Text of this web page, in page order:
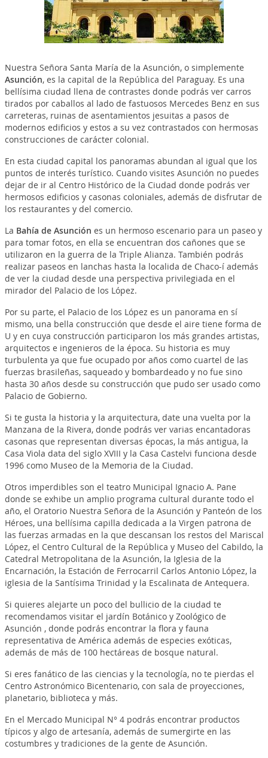
Nuestra Señora Santa María de la Asunción, o simplemente
Asunción, es la capital de la República del Paraguay. Es una
bellísima ciudad llena de contrastes donde podrás ver carros
tirados por caballos al lado de fastuosos Mercedes Benz en sus
carreteras, ruinas de asentamientos jesuitas a pasos de
modernos edificios y estos a su vez contrastados con hermosas
construcciones de carácter colonial.
En esta ciudad capital los panoramas abundan al igual que los
puntos de interés turístico. Cuando visites Asunción no puedes
dejar de ir al Centro Histórico de la Ciudad donde podrás ver
hermosos edificios y casonas coloniales, además de disfrutar de
los restaurantes y del comercio.
La Bahía de Asunción es un hermoso escenario para un paseo y
para tomar fotos, en ella se encuentran dos cañones que se
utilizaron en la guerra de la Triple Alianza. También podrás
realizar paseos en lanchas hasta la localida de Chaco-í además
de ver la ciudad desde una perspectiva privilegiada en el
mirador del Palacio de los López.
Por su parte, el Palacio de los López es un panorama en sí
mismo, una bella construcción que desde el aire tiene forma de
U y en cuya construcción participaron los más grandes artistas,
arquitectos e ingenieros de la época. Su historia es muy
turbulenta ya que fue ocupado por años como cuartel de las
fuerzas brasileñas, saqueado y bombardeado y no fue sino
hasta 30 años desde su construcción que pudo ser usado como
Palacio de Gobierno.
Si te gusta la historia y la arquitectura, date una vuelta por la
Manzana de la Rivera, donde podrás ver varias encantadoras
casonas que representan diversas épocas, la más antigua, la
Casa Viola data del siglo XVIII y la Casa Castelvi funciona desde
1996 como Museo de la Memoria de la Ciudad.
Otros imperdibles son el teatro Municipal Ignacio A. Pane
donde se exhibe un amplio programa cultural durante todo el
año, el Oratorio Nuestra Señora de la Asunción y Panteón de los
Héroes, una bellísima capilla dedicada a la Virgen patrona de
las fuerzas armadas en la que descansan los restos del Mariscal
López, el Centro Cultural de la República y Museo del Cabildo, la
Catedral Metropolitana de la Asunción, la Iglesia de la
Encarnación, la Estación de Ferrocarril Carlos Antonio López, la
iglesia de la Santísima Trinidad y la Escalinata de Antequera.
Si quieres alejarte un poco del bullicio de la ciudad te
recomendamos visitar el jardín Botánico y Zoológico de
Asunción , donde podrás encontrar la flora y fauna
representativa de América además de especies exóticas,
además de más de 100 hectáreas de bosque natural.
Si eres fanático de las ciencias y la tecnología, no te pierdas el
Centro Astronómico Bicentenario, con sala de proyecciones,
planetario, biblioteca y más.
En el Mercado Municipal N° 4 podrás encontrar productos
típicos y algo de artesanía, además de sumergirte en las
costumbres y tradiciones de la gente de Asunción.